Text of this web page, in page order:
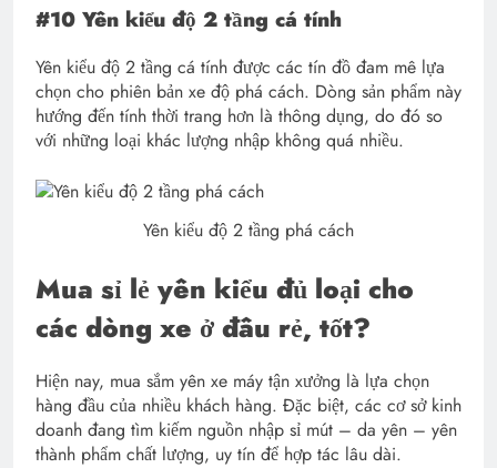
#10 Yên kiểu độ 2 tầng cá tính
Yên kiểu độ 2 tầng cá tính được các tín đồ đam mê lựa
chọn cho phiên bản xe độ phá cách. Dòng sản phẩm này
hướng đến tính thời trang hơn là thông dụng, do đó so
với những loại khác lượng nhập không quá nhiều.
Yên kiểu độ 2 tầng phá cách
Mua sỉ lẻ yên kiểu đủ loại cho
các dòng xe ở đâu rẻ, tốt?
Hiện nay, mua sắm yên xe máy tận xưởng là lựa chọn
hàng đầu của nhiều khách hàng. Đặc biệt, các cơ sở kinh
doanh đang tìm kiếm nguồn nhập sỉ mút – da yên – yên
thành phẩm chất lượng, uy tín để hợp tác lâu dài.